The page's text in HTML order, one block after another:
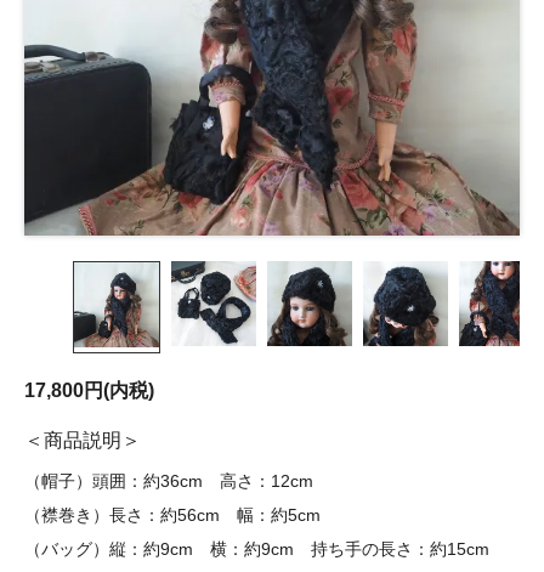
17,800円(内税)
商品説明
（帽子）頭囲：約36cm 高さ：12cm
（襟巻き）長さ：約56cm 幅：約5cm
（バッグ）縦：約9cm 横：約9cm 持ち手の長さ：約15cm